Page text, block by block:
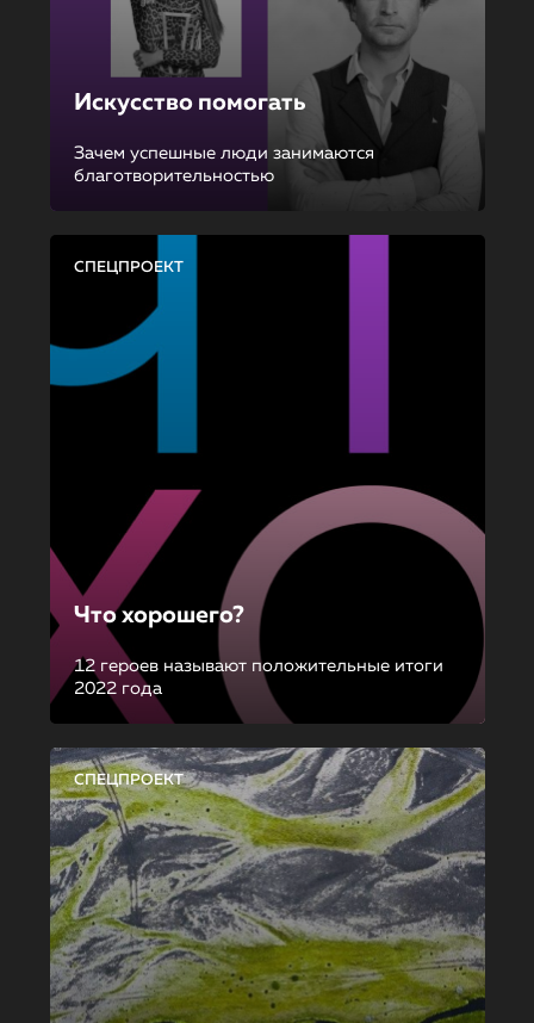
Искусство помогать
Зачем успешные люди занимаются
благотворительностью
СПЕЦПРОЕКТ
Что хорошего?
12 героев называют положительные итоги
2022 года
СПЕЦПРОЕКТ